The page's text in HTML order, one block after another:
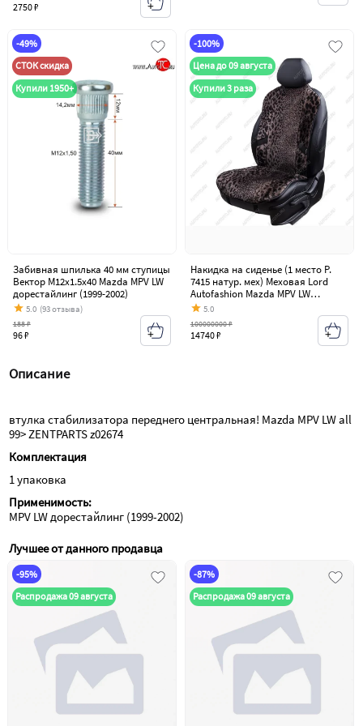
2750 ₽
-49%
СТОК скидка
Купили 1950+
Забивная шпилька 40 мм ступицы
Вектор M12x1.5x40 Mazda MPV LW
дорестайлинг (1999-2002)
5.0 (93 отзыва)
96 ₽
188 ₽
-100%
Цена до 09 августа
Купили 3 раза
Накидка на сиденье (1 место Р.
7415 натур. мех) Меховая Lord
Autofashion Mazda MPV LW
дорестайлинг (1999-2002)
5.0
14740 ₽
100000000 ₽
Описание
втулка стабилизатора переднего центральная! Mazda MPV LW all
99> ZENTPARTS z02674
Комплектация
1 упаковка
Применимость:
MPV LW дорестайлинг (1999-2002)
Лучшее от данного продавца
-95%
Распродажа 09 августа
-87%
Распродажа 09 августа